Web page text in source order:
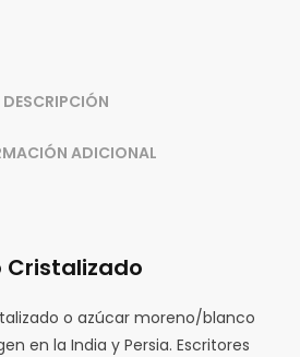
DESCRIPCIÓN
ADICIONAL
Cristalizado
o azúcar moreno/blanco
en la India y Persia. Escritores